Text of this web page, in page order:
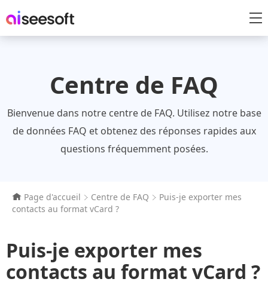
Centre de FAQ
Bienvenue dans notre centre de FAQ. Utilisez notre base
de données FAQ et obtenez des réponses rapides aux
questions fréquemment posées.
Page d'accueil Centre de FAQ
Puis-je exporter mes
contacts au format vCard ?
Puis-je exporter mes
contacts au format vCard ?